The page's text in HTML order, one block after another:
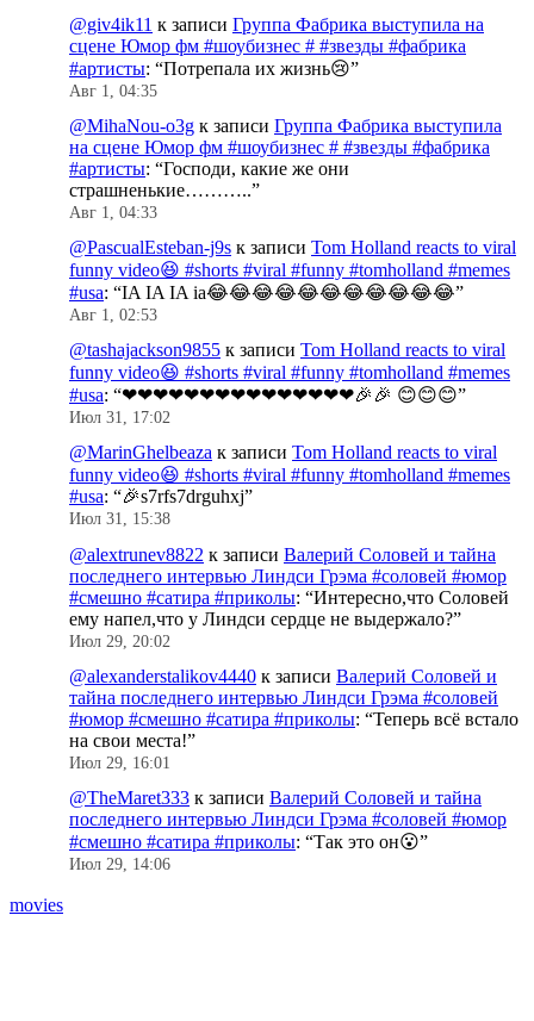
@giv4ik11 к записи Группа Фабрика выступила на
сцене Юмор фм #шоубизнес # #звезды #фабрика
#артисты: “Потрепала их жизнь😢”
Авг 1, 04:35
@MihaNou-o3g к записи Группа Фабрика выступила
на сцене Юмор фм #шоубизнес # #звезды #фабрика
#артисты: “Господи, какие же они
страшненькие………..”
Авг 1, 04:33
@PascualEsteban-j9s к записи Tom Holland reacts to viral
funny video😆 #shorts #viral #funny #tomholland #memes
#usa: “IA IA IA ia😂😂😂😂😂😂😂😂😂😂😂”
Авг 1, 02:53
@tashajackson9855 к записи Tom Holland reacts to viral
funny video😆 #shorts #viral #funny #tomholland #memes
#usa: “❤❤❤❤❤❤❤❤❤❤❤❤❤❤❤🎉🎉 😊😊😊”
Июл 31, 17:02
@MarinGhelbeaza к записи Tom Holland reacts to viral
funny video😆 #shorts #viral #funny #tomholland #memes
#usa: “🎉s7rfs7drguhxj”
Июл 31, 15:38
@alextrunev8822 к записи Валерий Соловей и тайна
последнего интервью Линдси Грэма #соловей #юмор
#смешно #сатира #приколы: “Интересно,что Соловей
ему напел,что у Линдси сердце не выдержало?”
Июл 29, 20:02
@alexanderstalikov4440 к записи Валерий Соловей и
тайна последнего интервью Линдси Грэма #соловей
#юмор #смешно #сатира #приколы: “Теперь всё встало
на свои места!”
Июл 29, 16:01
@TheMaret333 к записи Валерий Соловей и тайна
последнего интервью Линдси Грэма #соловей #юмор
#смешно #сатира #приколы: “Так это он😮”
Июл 29, 14:06
movies